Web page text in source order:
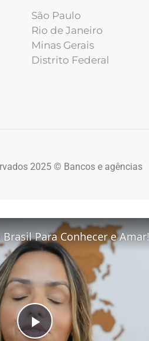
São Paulo
Rio de Janeiro
Minas Gerais
Distrito Federal
2025 © Bancos e agências